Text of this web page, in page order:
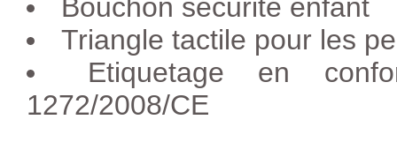
Bouchon sécurité enfant
Triangle tactile pour les
Etiquetage en
1272/2008/CE